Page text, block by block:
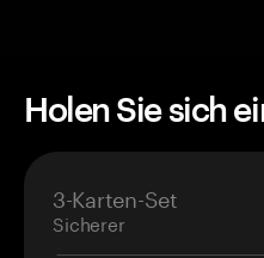
Holen Sie sich
3-Karten-Set
Sicherer